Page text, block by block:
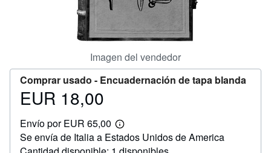
Imagen del vendedor
Comprar usado - Encuadernación de tapa blanda
Precio
18,00
EUR 18,00
Envío por EUR 65,00
Más
información
sobre
Se envía de Italia a Estados Unidos de America